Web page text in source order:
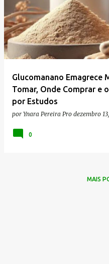
t
a
g
e
Glucomanano Emagrece
Tomar, Onde Comprar e
por Estudos
por Ynara Pereira Pro dezembro
0
MAIS